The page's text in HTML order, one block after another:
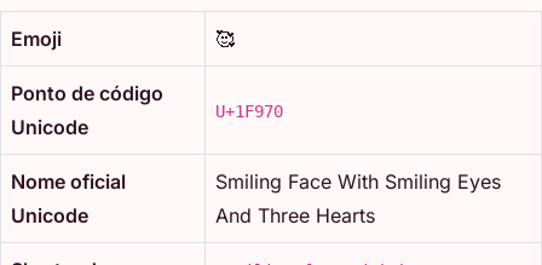
Emoji 🥰
Ponto de código
Unicode
U+1F970
Nome oficial
Unicode
Smiling Face With Smiling Eyes
And Three Hearts